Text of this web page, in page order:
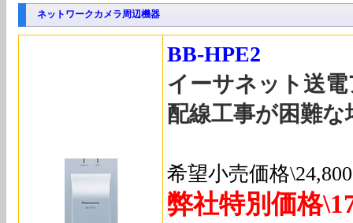
ネットワークカメラ周辺機器
BB-HPE2
イーサネット送
配線工事が困難な
希望小売価格
弊社特別価格